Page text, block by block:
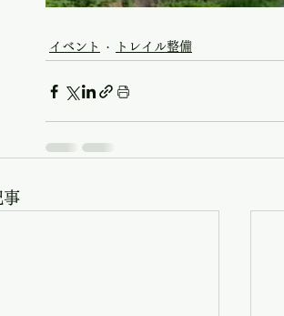
イベント トレイル整備
事